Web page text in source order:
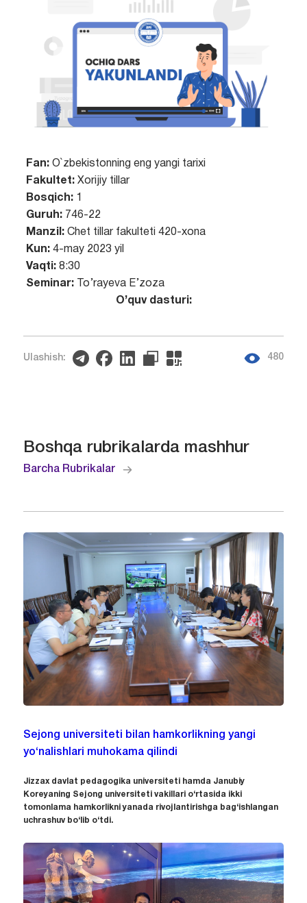
Fan:O`zbekistonning eng yangi tarixi
Fakultet:Xorijiy tillar
Bosqich:1
Guruh:746-22
Manzil:Chet tillar fakulteti 420-xona
Kun: 4-may 2023 yil
Vaqti:8:30
Seminar:To’rayeva E’zoza
O’quv dasturi:
Ulashish: 480
Boshqa rubrikalarda mashhur
Barcha Rubrikalar
Sejong universiteti bilan hamkorlikning yangi
yo‘nalishlari muhokama qilindi
Jizzax davlat pedagogika universiteti hamda Janubiy
Koreyaning Sejong universiteti vakillari o‘rtasida ikki
tomonlama hamkorlikni yanada rivojlantirishga bag‘ishlangan
uchrashuv bo‘lib o‘tdi.